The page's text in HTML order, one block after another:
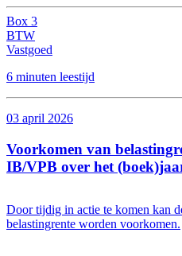
Box 3
BTW
Vastgoed
6 minuten leestijd
03 april 2026
Voorkomen van
IB/VPB over het
Door tijdig in actie te komen kan
belastingrente worden voorkomen.